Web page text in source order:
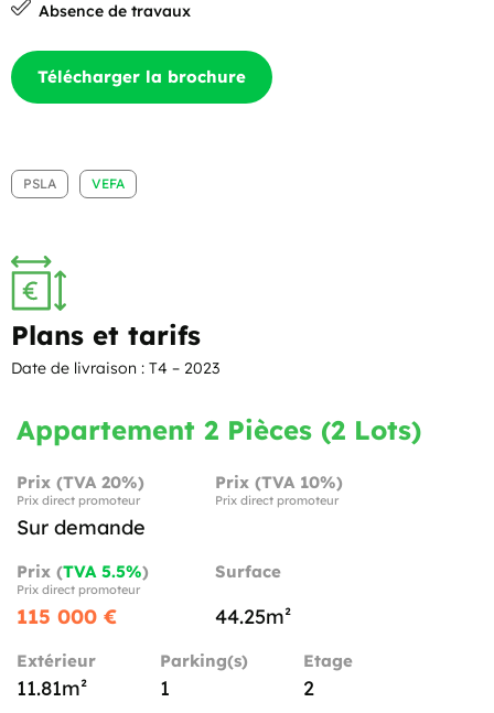
Absence de travaux
Télécharger la brochure
PSLA VEFA
Plans et tarifs
Date de livraison : T4 – 2023
Appartement 2 Pièces (2 Lots)
Prix (TVA 20%)
Prix direct promoteur
Sur demande
Prix (TVA 10%)
Prix direct promoteur
Prix (TVA 5.5%)
Prix direct promoteur
115 000 €
Surface
44.25m²
Extérieur
11.81m²
Parking(s)
1
Etage
2